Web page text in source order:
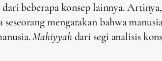
dari beberapa konsep lainnya.
mengatakan bahwa
Mahiyyahdari segi analisis